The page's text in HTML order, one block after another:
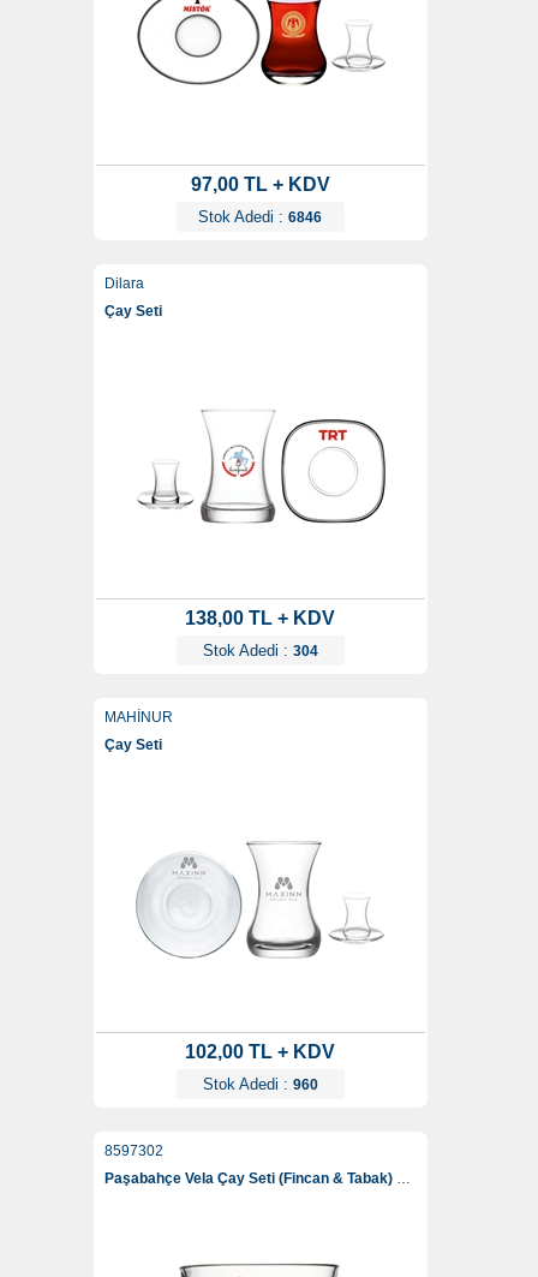
97,00 TL + KDV
Stok Adedi : 6846
Dilara
Çay Seti
138,00 TL + KDV
Stok Adedi : 304
MAHİNUR
Çay Seti
102,00 TL + KDV
Stok Adedi : 960
8597302
Paşabahçe Vela Çay Seti (Fincan & Tabak) 195 Ml